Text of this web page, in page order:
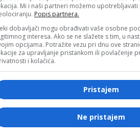
SNSD-u: Bez smjene
PS BiH!
sam i spremna za novu sezonu
igre!
Mi i naši partneri možemo
Popis partnera.
dobavljači mogu obrađivati vaše osobne
interesa. Ako se ne slažete s tim, u
opcijama. Potražite vezu pri dnu ove
za upravljanje pristankom ili povlačenje
i kolačića.
Pristajem
Ne pristajem